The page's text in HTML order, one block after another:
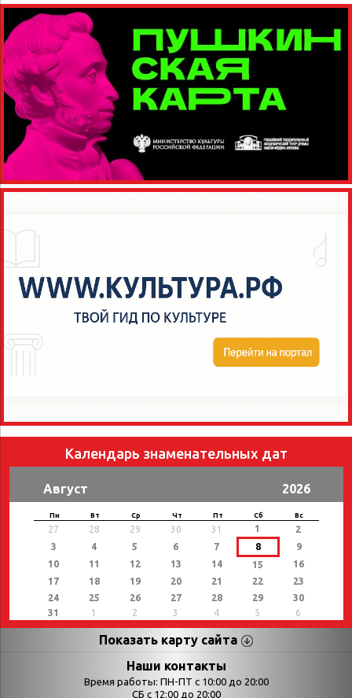
Календарь знаменательных дат
Август 2026
Пн Вт Ср Чт Пт Сб Вс
27 28 29 30 31 1
2
3
4 5 6 7 8
9
10
11 12 13 14 15
16
17
18 19 20 21 22
23
24
25 26 27 28 29
30
31
1 2 3 4 5 6
Показать карту сайта
Страницы Категории
Наши контакты
Время работы: ПН-ПТ с 10:00 до 20:00
СБ с 12:00 до 20:00